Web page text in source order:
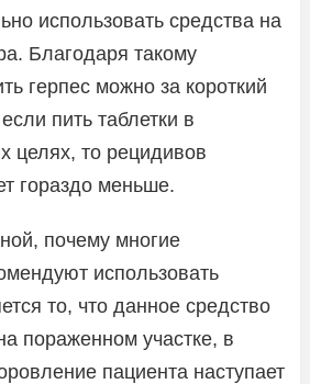
использовать средства на
Благодаря такому
герпес можно за короткий
пить таблетки в
целях, то рецидивов
гораздо меньше.
почему многие
использовать
то, что данное средство
пораженном участке, в
пациента наступает